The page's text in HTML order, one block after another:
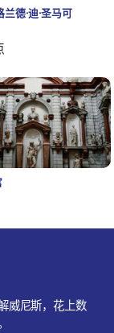
兰德·迪·圣马可
威尼斯，花上数